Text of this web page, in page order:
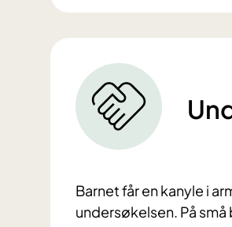
Barnet får en kanyle i
undersøkelsen. På